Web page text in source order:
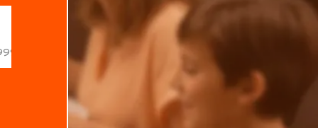
Data de nascimento